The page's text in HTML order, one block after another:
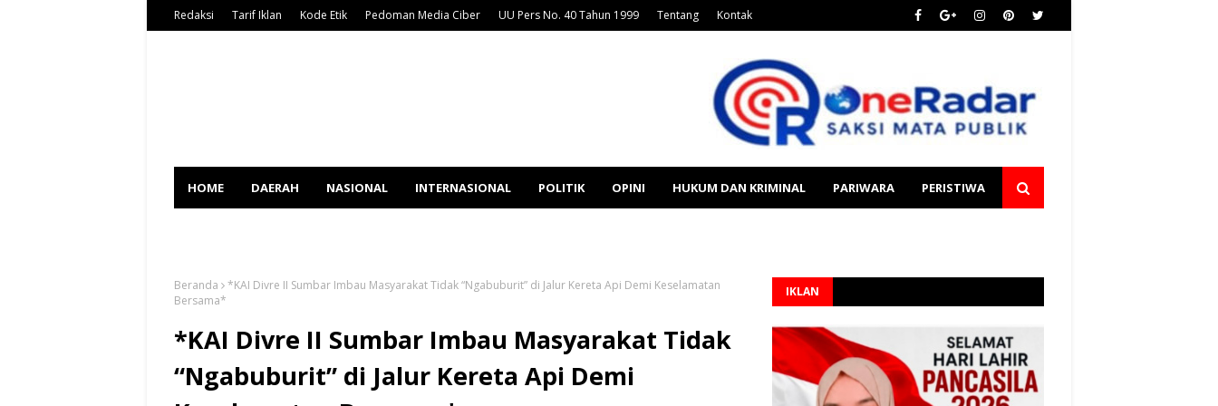
Redaksi Tarif Iklan Kode Etik Pedoman Media Ciber UU Pers No. 40 Tahun 1999 Tentang Kontak
HOME DAERAH NASIONAL INTERNASIONAL POLITIK OPINI HUKUM DAN KRIMINAL PARIWARA PERISTIWA
Beranda
*KAI Divre II Sumbar Imbau Masyarakat Tidak “Ngabuburit” di Jalur Kereta Api Demi Keselamatan
Bersama*
*KAI Divre II Sumbar Imbau Masyarakat Tidak
“Ngabuburit” di Jalur Kereta Api Demi
IKLAN